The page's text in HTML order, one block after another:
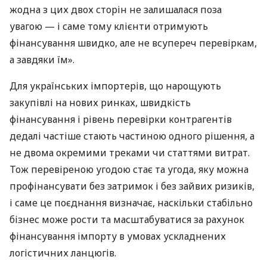
жодна з цих двох сторін не залишалася поза
увагою — і саме тому клієнти отримують
фінансування швидко, але не всупереч перевіркам,
а завдяки їм».
Для українських імпортерів, що нарощують
закупівлі на нових ринках, швидкість
фінансування і рівень перевірки контрагентів
дедалі частіше стають частиною одного рішення, а
не двома окремими треками чи статтями витрат.
Тож перевіреною угодою стає та угода, яку можна
профінансувати без затримок і без зайвих ризиків,
і саме це поєднання визначає, наскільки стабільно
бізнес може рости та масштабуватися за рахунок
фінансування імпорту в умовах ускладнених
логістичних ланцюгів.